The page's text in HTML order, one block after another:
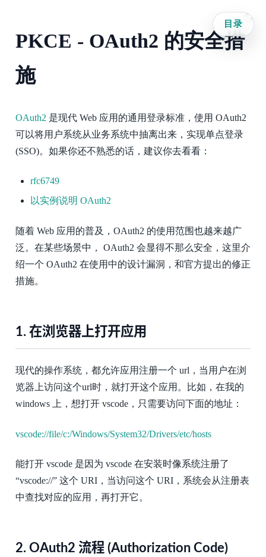
PKCE - OAuth2 的安全措
施
OAuth2 是现代 Web 应用的通用登录标准，使用 OAuth2
可以将用户系统从业务系统中抽离出来，实现单点登录
(SSO)。如果你还不熟悉的话，建议你去看看：
rfc6749
以实例说明 OAuth2
随着 Web 应用的普及，OAuth2 的使用范围也越来越广
泛。在某些场景中， OAuth2 会显得不那么安全，这里介
绍一个 OAuth2 在使用中的设计漏洞，和官方提出的修正
措施。
1.在浏览器上打开应用
现代的操作系统，都允许应用注册一个 url，当用户在浏
览器上访问这个url时，就打开这个应用。比如，在我的
windows 上，想打开 vscode，只需要访问下面的地址：
vscode://file/c:/Windows/System32/Drivers/etc/hosts
能打开 vscode 是因为 vscode 在安装时像系统注册了
“vscode://” 这个 URI，当访问这个 URI，系统会从注册表
中查找对应的应用，再打开它。
2.OAuth2 流程 (Authorization Code)
目录